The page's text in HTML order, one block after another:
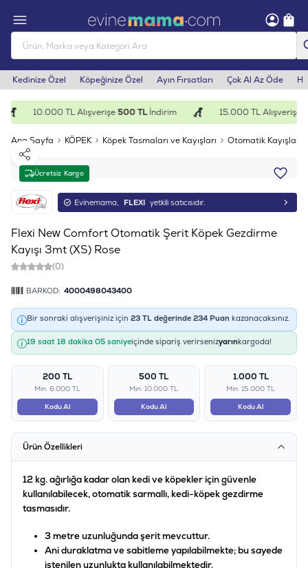
Kedinize Özel Köpeğinize Özel Ayın Fırsatları Çok Al Az Öde
10.000 TL Alışverişe500 TLİndirim 15.000 TL Alışverişe
Ana Sayfa KÖPEK Köpek Tasmaları ve Kayışları Otomatik Kayışlar
Ücretsiz Kargo
Paylaş
Evinemama, FLEXI yetkili satıcısıdır.
Flexi New Comfort Otomatik Şerit Köpek Gezdirme
Kayışı 3mt (XS) Rose
(0)
BARKOD: 4000498043400
Bir sonraki alışverişiniz için 23 TL değerinde 234 Puan kazanacaksınız.
19 saat 18 dakika 05 saniyeiçinde sipariş verirsenizyarınkargoda!
200 TL
Min: 6.000 TL
Kodu Al
500 TL
Min: 10.000 TL
Kodu Al
1.000 TL
Min: 15.000 TL
Kodu Al
Ürün Özellikleri
12 kg. ağırlığa kadar olan kedi ve köpekler için güvenle
kullanılabilecek, otomatik sarmallı, kedi-köpek gezdirme
tasmasıdır.
3 metre uzunluğunda şerit mevcuttur.
Ani duraklatma ve sabitleme yapılabilmekte; bu sayede
istenilen uzunlukta kullanılabilmektedir.